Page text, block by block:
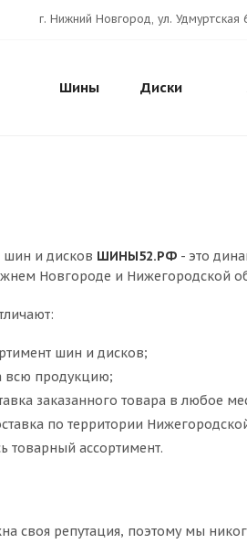
г. Нижний Новгород, ул. Удмуртская
Шины Диски
шин и дисков ШИНЫ52.РФ - это
Новгороде и Нижегородской
шин и дисков;
всю продукцию;
заказанного товара в любое
по территории
товарный ассортимент.
своя репутация, поэтому мы